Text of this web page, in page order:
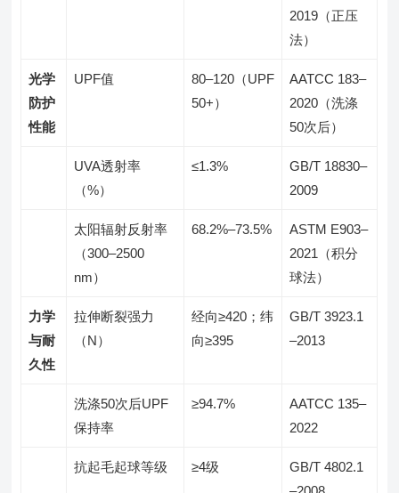
2019（正压
法）
光学
防护
性能
UPF值
80–120（UPF
50+）
AATCC 183–
2020（洗涤
50次后）
UVA透射率
（%）
≤1.3%
GB/T 18830–
2009
太阳辐射反射率
（300–2500
nm）
68.2%–73.5%
ASTM E903–
2021（积分
球法）
力学
与耐
久性
拉伸断裂强力
（N）
经向≥420；纬
向≥395
GB/T 3923.1
–2013
洗涤50次后UPF
保持率
≥94.7%
AATCC 135–
2022
抗起毛起球等级 ≥4级
GB/T 4802.1